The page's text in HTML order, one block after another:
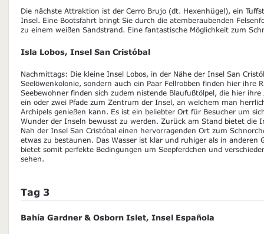
Die nächste Attraktion ist der Cerro Brujo (dt. Hexenhügel), ein
Insel. Eine Bootsfahrt bringt Sie durch die atemberaubenden
zu einem weißen Sandstrand. Eine fantastische Möglichkeit zum
Isla Lobos, Insel San Cristóbal
Nachmittags: Die kleine Insel Lobos, in der Nähe der Insel San
Seelöwenkolonie, sondern auch ein Paar Fellrobben finden hier ihre
Seebewohner finden sich zudem nistende Blaufußtölpel, die hier
ein oder zwei Pfade zum Zentrum der Insel, an welchem man
Archipels genießen kann. Es ist ein beliebter Ort für Besucher um
Wunder der Inseln bewusst zu werden. Zurück am Stand bietet die
Nah der Insel San Cristóbal einen hervorragenden Ort zum
etwas zu bestaunen. Das Wasser ist klar und ruhiger als in anderen
bietet somit perfekte Bedingungen um Seepferdchen und
sehen.
Tag 3
Bahía Gardner & Osborn Islet, Insel Española